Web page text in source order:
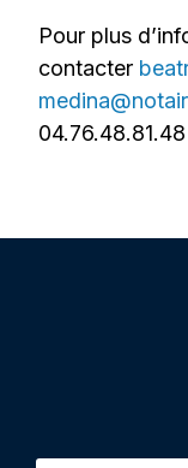
Pour plus
contacter
04.76.48.81.48